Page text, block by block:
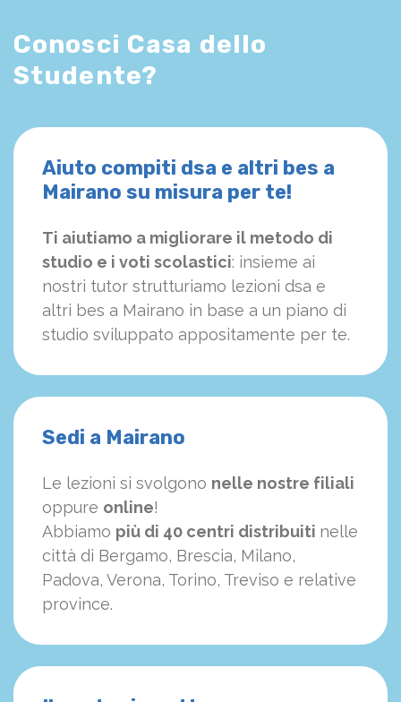
Conosci Casa dello
Studente?
Aiuto compiti dsa e altri bes a
Mairano su misura per te!
Ti aiutiamo a migliorare il metodo di
studio e i voti scolastici: insieme ai
nostri tutor strutturiamo lezioni dsa e
altri bes a Mairano in base a un piano di
studio sviluppato appositamente per te.
Sedi a Mairano
Le lezioni si svolgono nelle nostre filiali
oppure online!
Abbiamo più di 40 centri distribuiti nelle
città di Bergamo, Brescia, Milano,
Padova, Verona, Torino, Treviso e relative
province.